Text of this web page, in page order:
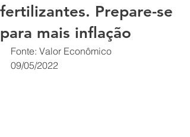
fertilizantes. Prepare-se
para mais inflação
Fonte: Valor Econômico
09/05/2022